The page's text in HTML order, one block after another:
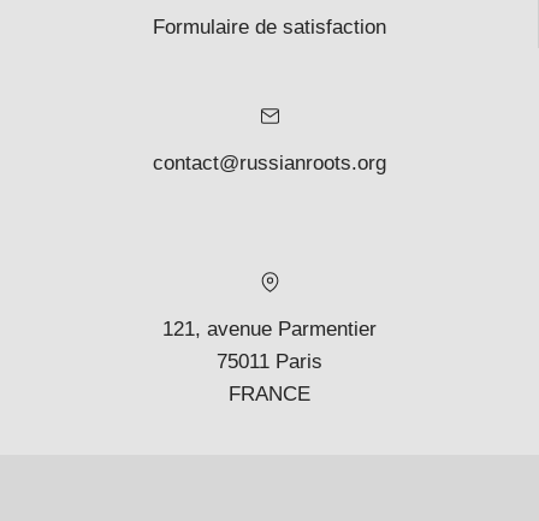
Formulaire de satisfaction
contact@russianroots.org
121, avenue Parmentier
75011 Paris
FRANCE